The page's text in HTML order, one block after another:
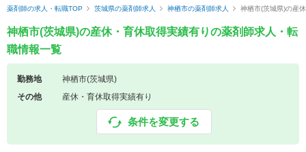
薬剤師の求人・転職TOP 茨城県の薬剤師求人 神栖市の薬剤師求人 神栖市(茨城県)の産
神栖市(茨城県)の産休・育休取得実績有りの薬剤師求人・転
職情報一覧
勤務地
神栖市(茨城県)
その他
産休・育休取得実績有り
条件を変更する